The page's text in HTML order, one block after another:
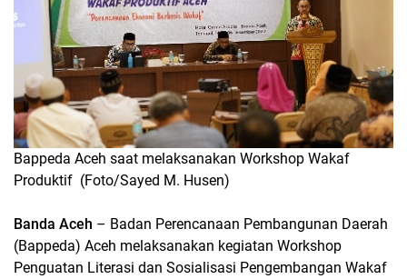
Bappeda Aceh saat melaksanakan Workshop Wakaf
Produktif (Foto/Sayed M. Husen)
Banda Aceh – Badan Perencanaan Pembangunan Daerah
(Bappeda) Aceh melaksanakan kegiatan Workshop
Penguatan Literasi dan Sosialisasi Pengembangan Wakaf